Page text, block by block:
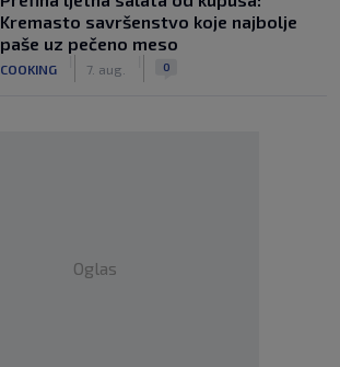
Kremasto savršenstvo koje najbolje
paše uz pečeno meso
COOKING 7. aug. 0
Oglas